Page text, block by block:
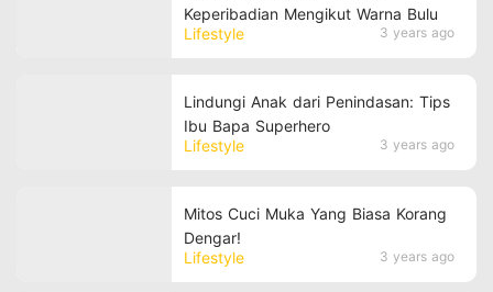
Lifestyle 3 years ago
Keperibadian Mengikut Warna Bulu
Lifestyle 3 years ago
Lindungi Anak dari Penindasan: Tips
Ibu Bapa Superhero
Lifestyle 3 years ago
Mitos Cuci Muka Yang Biasa Korang
Dengar!